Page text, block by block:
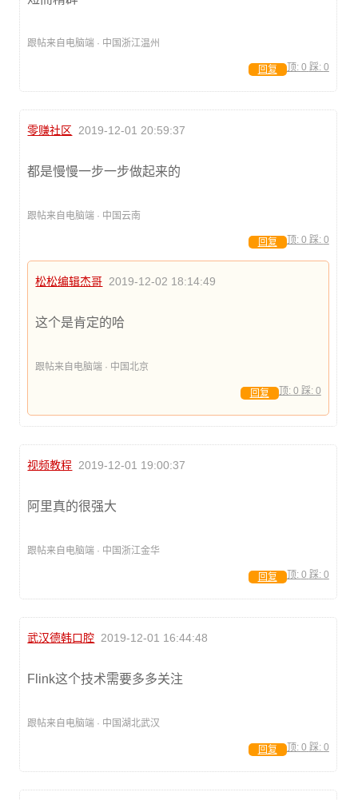
跟帖来自电脑端 · 中国浙江温州
顶: 0 踩: 0
回复
零赚社区 2019-12-01 20:59:37
都是慢慢一步一步做起来的
跟帖来自电脑端 · 中国云南
顶: 0 踩: 0
回复
松松编辑杰哥 2019-12-02 18:14:49
这个是肯定的哈
跟帖来自电脑端 · 中国北京
顶: 0 踩: 0
回复
视频教程 2019-12-01 19:00:37
阿里真的很强大
跟帖来自电脑端 · 中国浙江金华
顶: 0 踩: 0
回复
武汉德韩口腔 2019-12-01 16:44:48
Flink这个技术需要多多关注
跟帖来自电脑端 · 中国湖北武汉
顶: 0 踩: 0
回复